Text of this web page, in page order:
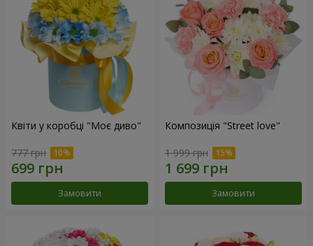
Квіти у коробці "Моє диво"
777 грн
Замовити
Композиція "Street love"
1 999 грн
Замовити